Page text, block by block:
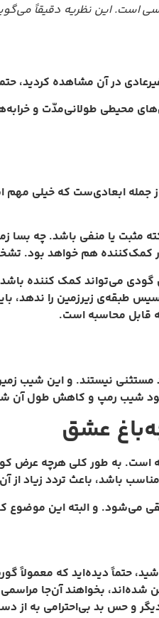
است. این نظریه دقیقاً
در آن مشاهده کردید،
محیطی طولانی‌مدّت و
جمله ابعادی‌ست که خیلی مهم
یا منفی باشد. چه بسا
هم خواهد بود.
‌می‌تواند کمک کننده باشد.
طبقه‌ی زیرزمین را
قابل محاسبه است.
نیستند. و این شیب
شیب رمپ و کاهش طول آن
عشق
به طور کلی هرچه عرض
باشد، باعث تردد
می‌شود. و البته این موضوع
حتماً دیده‌اید که
شده‌اند، بخواهند آن‌جا
و حس بد بی‌احترامی به از